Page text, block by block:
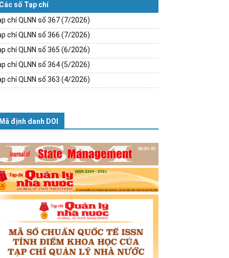
Các số Tạp chí
chí QLNN số 367 (7/2026)
chí QLNN số 366 (7/2026)
chí QLNN số 365 (6/2026)
chí QLNN số 364 (5/2026)
chí QLNN số 363 (4/2026)
Mã định danh DOI